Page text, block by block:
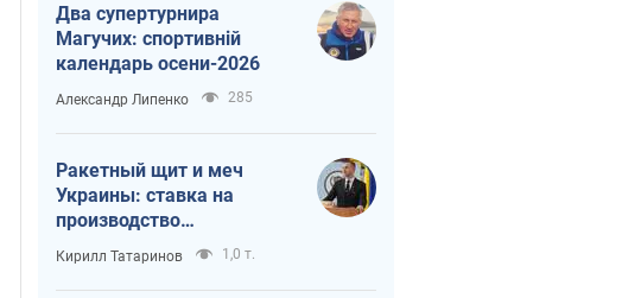
Два супертурнира
Магучих: спортивній
календарь осени-2026
Александр Липенко 285
Ракетный щит и меч
Украины: ставка на
производство
собственных ракет
Кирилл Татаринов 1,0 т.